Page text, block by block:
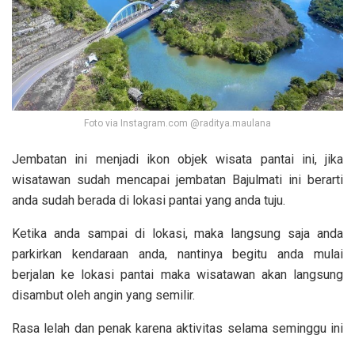
Foto via Instagram.com @raditya.maulana
Jembatan ini menjadi ikon objek wisata pantai ini, jika
wisatawan sudah mencapai jembatan Bajulmati ini berarti
anda sudah berada di lokasi pantai yang anda tuju.
Ketika anda sampai di lokasi, maka langsung saja anda
parkirkan kendaraan anda, nantinya begitu anda mulai
berjalan ke lokasi pantai maka wisatawan akan langsung
disambut oleh angin yang semilir.
Rasa lelah dan penak karena aktivitas selama seminggu ini